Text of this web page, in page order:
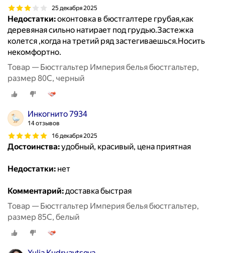
25 декабря 2025
Недостатки:оконтовка в бюстгалтере грубая,как
деревяная сильно натирает под грудью.Застежка
колется ,когда на третий ряд застегиваешься.Носить
некомфортно.
Товар — Бюстгальтер Империя белья бюстгальтер,
размер 80C, черный
Инкогнито 7934
14 отзывов
16 декабря 2025
Достоинства:удобный, красивый, цена приятная
Недостатки: нет
Комментарий:доставка быстрая
Товар — Бюстгальтер Империя белья бюстгальтер,
размер 85C, белый